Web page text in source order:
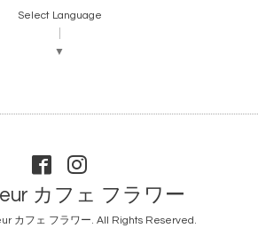
Select Language
▼
カフェ フラワー
カフェ フラワー. All Rights Reserved.